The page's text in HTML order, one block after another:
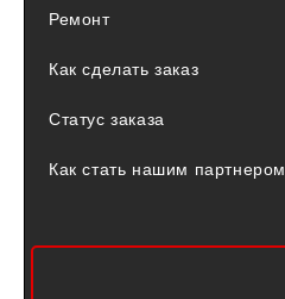
Ремонт
Как сделать заказ
Статус заказа
Как стать нашим партнером